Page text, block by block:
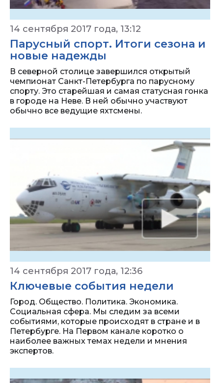
14 сентября 2017 года, 13:12
Парусный спорт. Итоги сезона и
новые надежды
В северной столице завершился открытый
чемпионат Санкт-Петербурга по парусному
спорту. Это старейшая и самая статусная гонка
в городе на Неве. В ней обычно участвуют
обычно все ведущие яхтсмены.
14 сентября 2017 года, 12:36
Ключевые события недели
Город. Общество. Политика. Экономика.
Социальная сфера. Мы следим за всеми
событиями, которые происходят в стране и в
Петербурге. На Первом канале коротко о
наиболее важных темах недели и мнения
экспертов.